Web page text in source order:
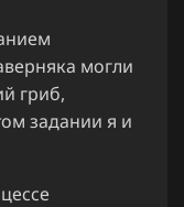
могли
гриб,
задании я и